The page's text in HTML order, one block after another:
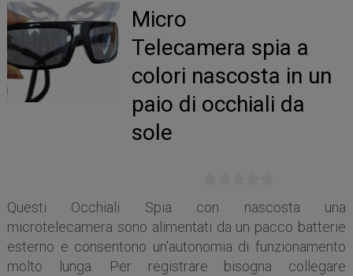
Micro
Telecamera spia a
colori nascosta in un
paio di occhiali da
sole
Questi Occhiali Spia con nascosta una
microtelecamera sono alimentati da un pacco batterie
esterno e consentono un'autonomia di funzionamento
molto lunga. Per registrare bisogna collegare